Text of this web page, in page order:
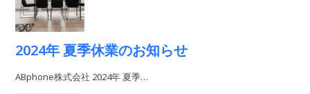
2024年 夏季休業のお知らせ
ABphone株式会社 2024年 夏季…